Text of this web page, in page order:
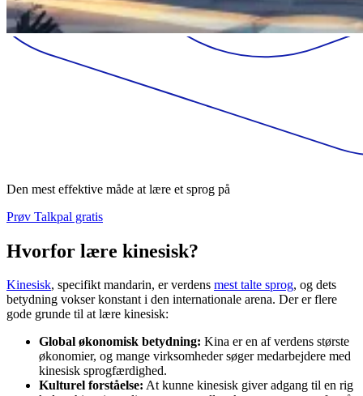
Den mest effektive måde at lære et sprog på
Prøv Talkpal gratis
Hvorfor lære kinesisk?
Kinesisk, specifikt mandarin, er verdens mest talte sprog, og dets
betydning vokser konstant i den internationale arena. Der er flere
gode grunde til at lære kinesisk:
Global økonomisk betydning: Kina er en af verdens største
økonomier, og mange virksomheder søger medarbejdere med
kinesisk sprogfærdighed.
Kulturel forståelse: At kunne kinesisk giver adgang til en rig